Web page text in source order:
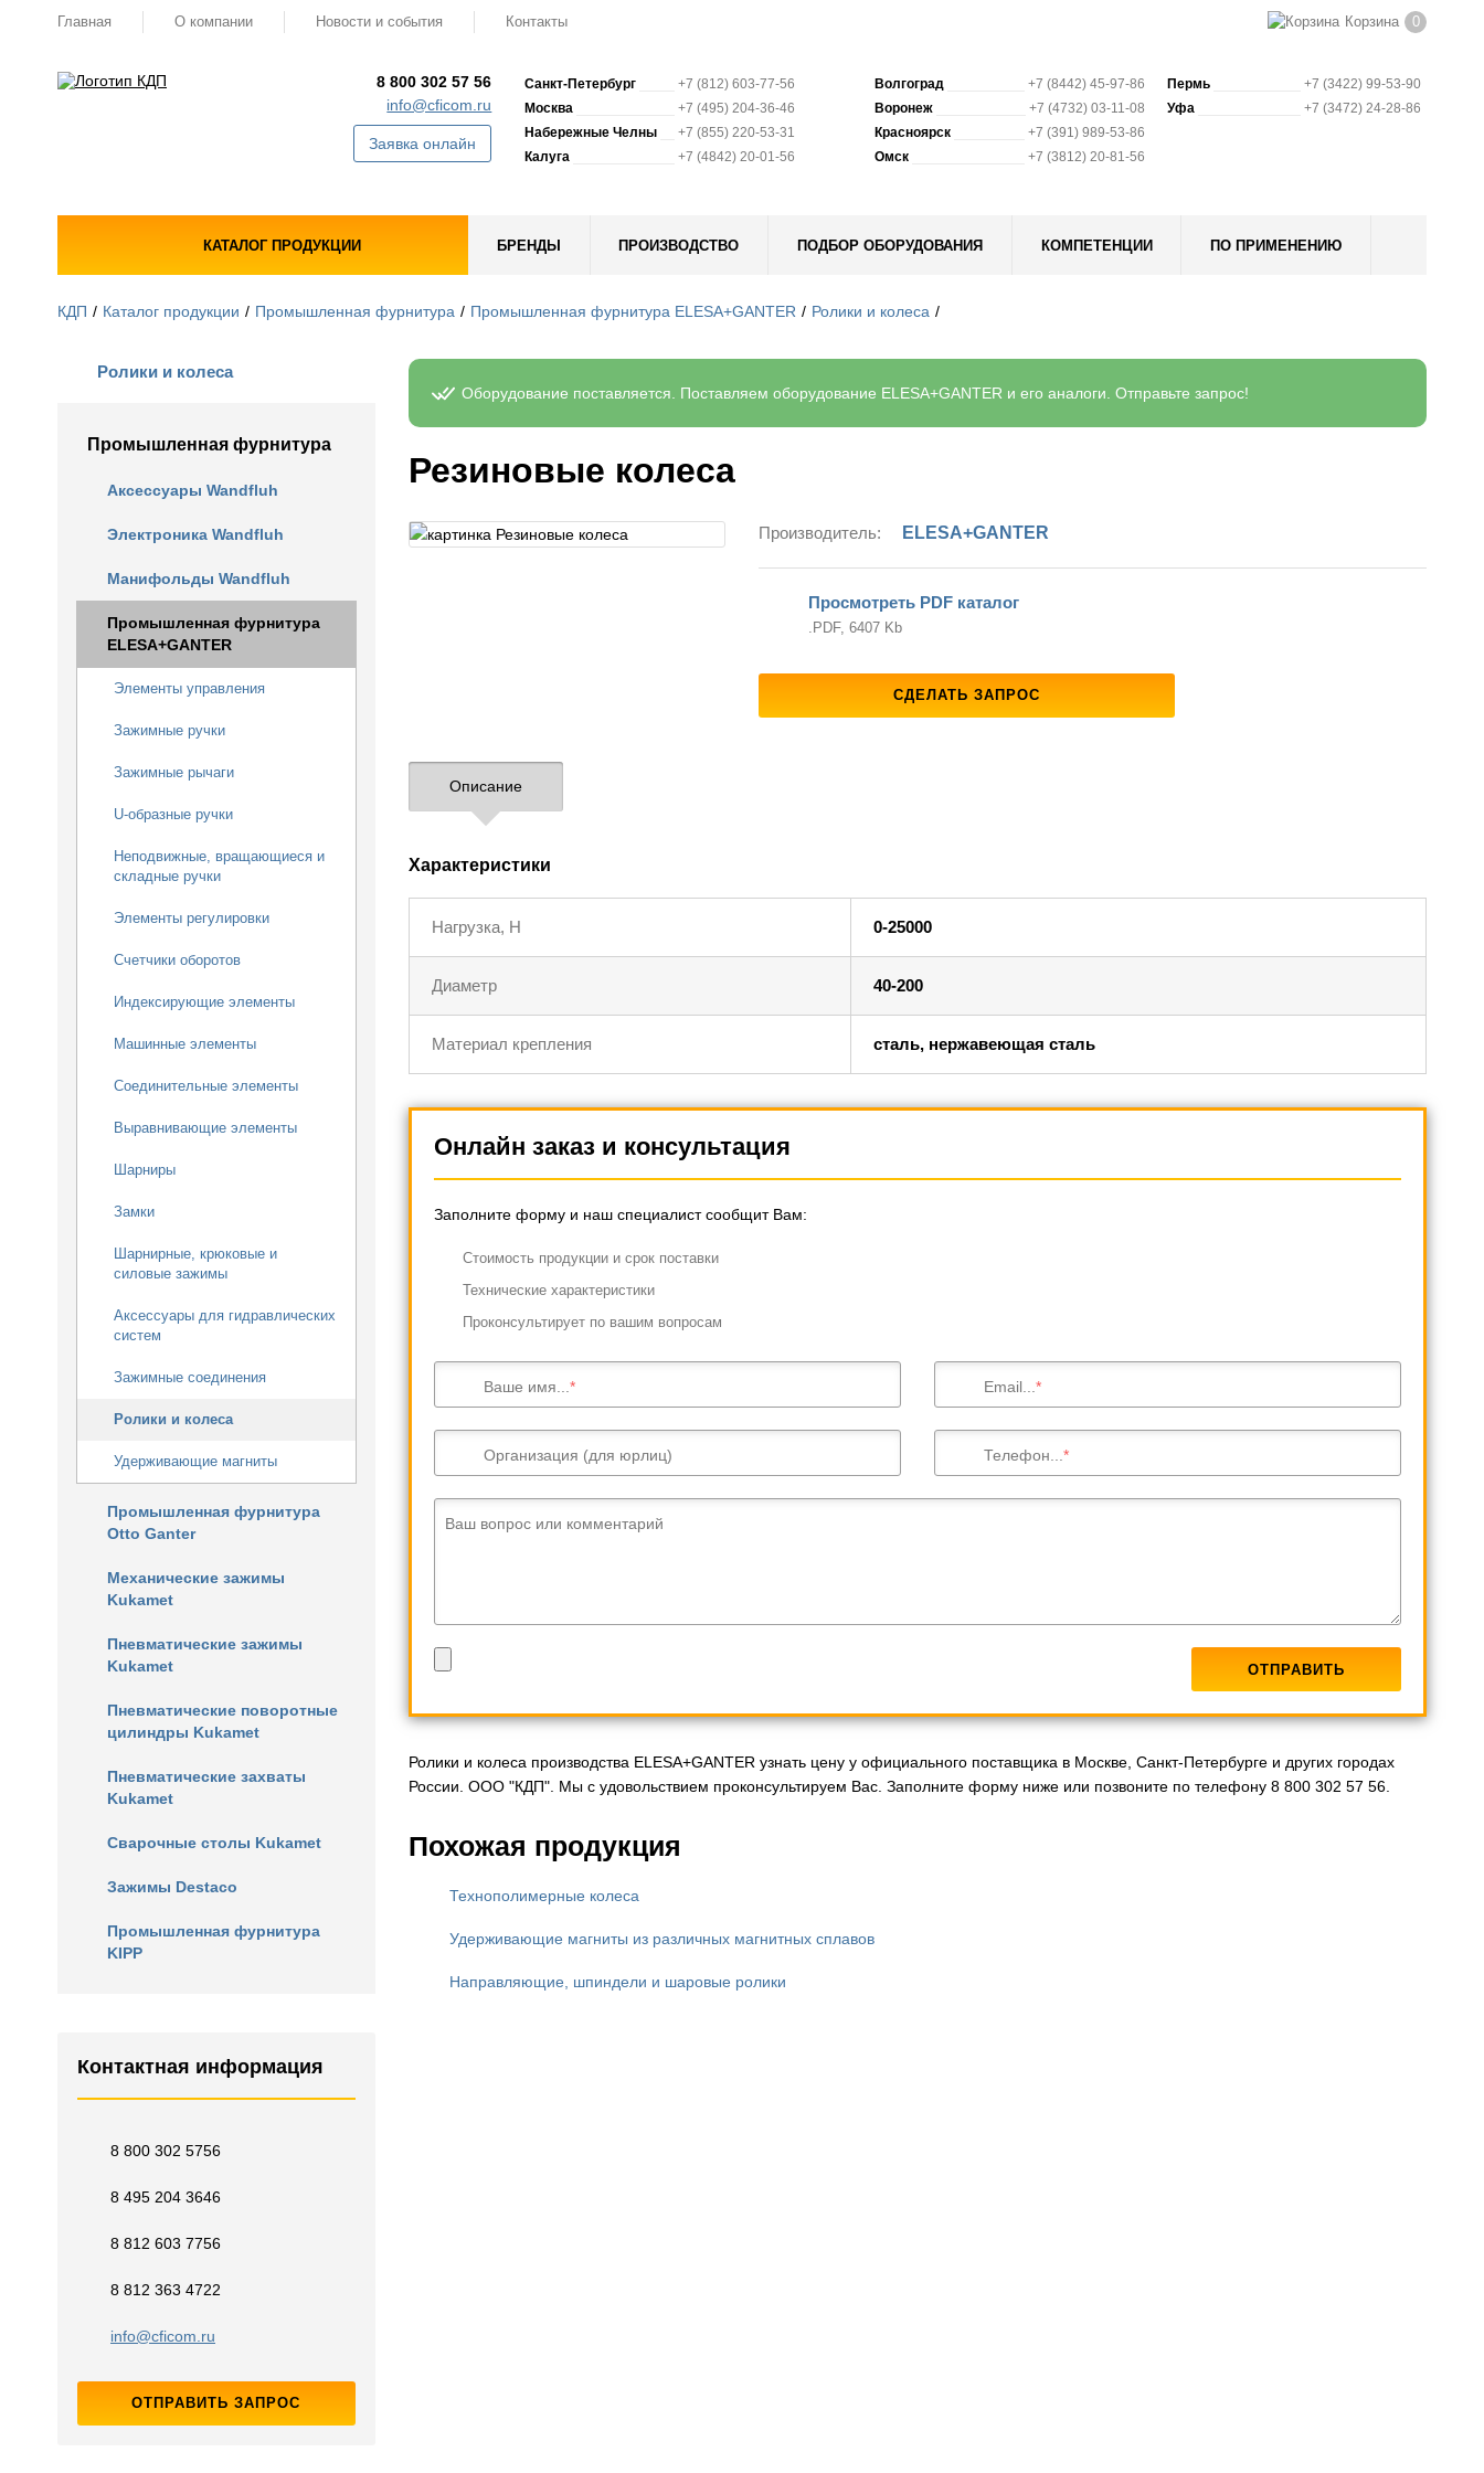
Главная О компании Новости и события Контакты Корзина 0
8 800 302 57 56
info@cficom.ru
Заявка онлайн
Санкт-Петербург
+7 (812) 603-77-56
Москва
+7 (495) 204-36-46
Набережные Челны
+7 (855) 220-53-31
Калуга
+7 (4842) 20-01-56
Волгоград
+7 (8442) 45-97-86
Воронеж
+7 (4732) 03-11-08
Красноярск
+7 (391) 989-53-86
Омск
+7 (3812) 20-81-56
Пермь
+7 (3422) 99-53-90
Уфа
+7 (3472) 24-28-86
КАТАЛОГ ПРОДУКЦИИ БРЕНДЫ ПРОИЗВОДСТВО ПОДБОР ОБОРУДОВАНИЯ КОМПЕТЕНЦИИ ПО ПРИМЕНЕНИЮ
КДП Каталог продукции Промышленная фурнитура Промышленная фурнитура ELESA+GANTER Ролики и колеса
Ролики и колеса
Промышленная фурнитура
Аксессуары Wandfluh
Электроника Wandfluh
Манифольды Wandfluh
Промышленная фурнитура
ELESA+GANTER
Элементы управления
Зажимные ручки
Зажимные рычаги
U-образные ручки
Неподвижные, вращающиеся и
складные ручки
Элементы регулировки
Счетчики оборотов
Индексирующие элементы
Машинные элементы
Соединительные элементы
Выравнивающие элементы
Шарниры
Замки
Шарнирные, крюковые и
силовые зажимы
Аксессуары для гидравлических
систем
Зажимные соединения
Ролики и колеса
Удерживающие магниты
Промышленная фурнитура
Otto Ganter
Механические зажимы
Kukamet
Пневматические зажимы
Kukamet
Пневматические поворотные
цилиндры Kukamet
Пневматические захваты
Kukamet
Сварочные столы Kukamet
Зажимы Destaco
Промышленная фурнитура
KIPP
Контактная информация
8 800 302 5756
8 495 204 3646
8 812 603 7756
8 812 363 4722
info@cficom.ru
ОТПРАВИТЬ ЗАПРОС
Оборудование поставляется. Поставляем оборудование ELESA+GANTER и его аналоги. Отправьте запрос!
Резиновые колеса
Производитель: ELESA+GANTER
Просмотреть PDF каталог
.PDF, 6407 Kb
СДЕЛАТЬ ЗАПРОС
Описание
Характеристики
Нагрузка, Н 0-25000
Диаметр 40-200
Материал крепления сталь, нержавеющая сталь
Онлайн заказ и консультация
Заполните форму и наш специалист сообщит Вам:
Cтоимость продукции и срок поставки
Технические характеристики
Проконсультирует по вашим вопросам
Ваше имя... Email...
Организация (для юрлиц) Телефон...
Ваш вопрос или комментарий
Ролики и колеса производства ELESA+GANTER узнать цену у официального поставщика в Москве, Санкт-Петербурге и других городах
России. ООО "КДП". Мы с удовольствием проконсультируем Вас. Заполните форму ниже или позвоните по телефону 8 800 302 57 56.
Похожая продукция
Технополимерные колеса
Удерживающие магниты из различных магнитных сплавов
Направляющие, шпиндели и шаровые ролики